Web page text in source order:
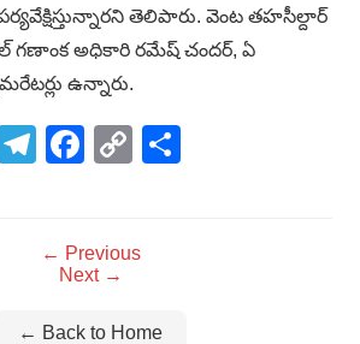
తెలిపారు. వెంట తహసీల్దార్
గణాంక అధికారి రమేష్ చందర్, ఏ
ఉన్నారు.
X Telegram
Facebook
Copy
← Previous
Next →
← Back to Home